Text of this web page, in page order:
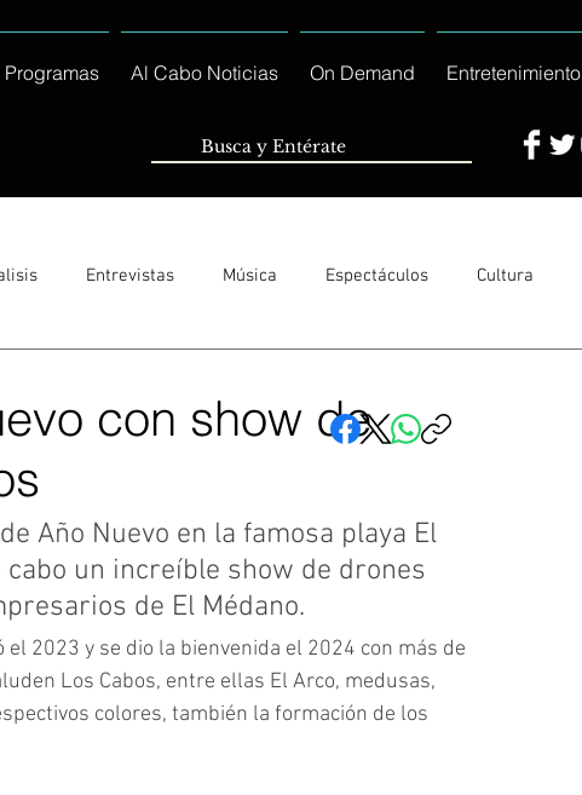
Programas Al Cabo Noticias On Demand Entretenimiento
Entrevistas Música Espectáculos Cultura
con show de
Año Nuevo en la famosa playa El
cabo un increíble show de drones
de El Médano.
2023 y se dio la bienvenida el 2024 con más de
Los Cabos, entre ellas El Arco, medusas,
colores, también la formación de los